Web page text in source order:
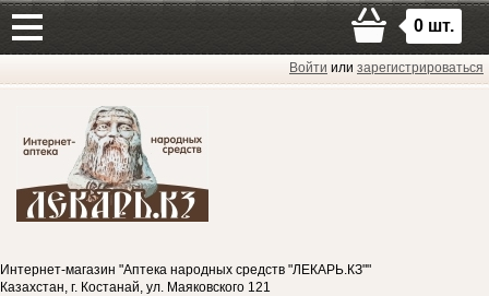
Войти или зарегистрироваться
Интернет-магазин "Аптека народных средств "ЛЕКАРЬ.КЗ""
Казахстан, г. Костанай, ул. Маяковского 121
0 шт.